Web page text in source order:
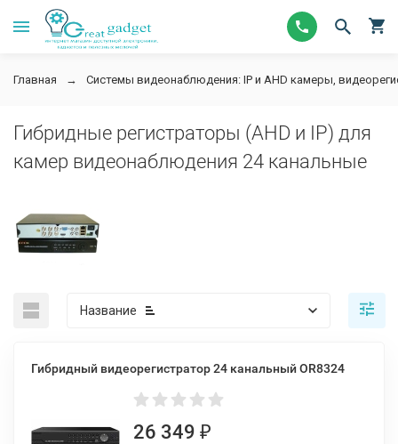
Главная Системы видеонаблюдения: IP и AHD камеры,
Гибридные регистраторы (AHD и IP) для
камер видеонаблюдения 24 канальные
Название
Гибридный видеорегистратор 24 канальный OR8324
26 349 ₽